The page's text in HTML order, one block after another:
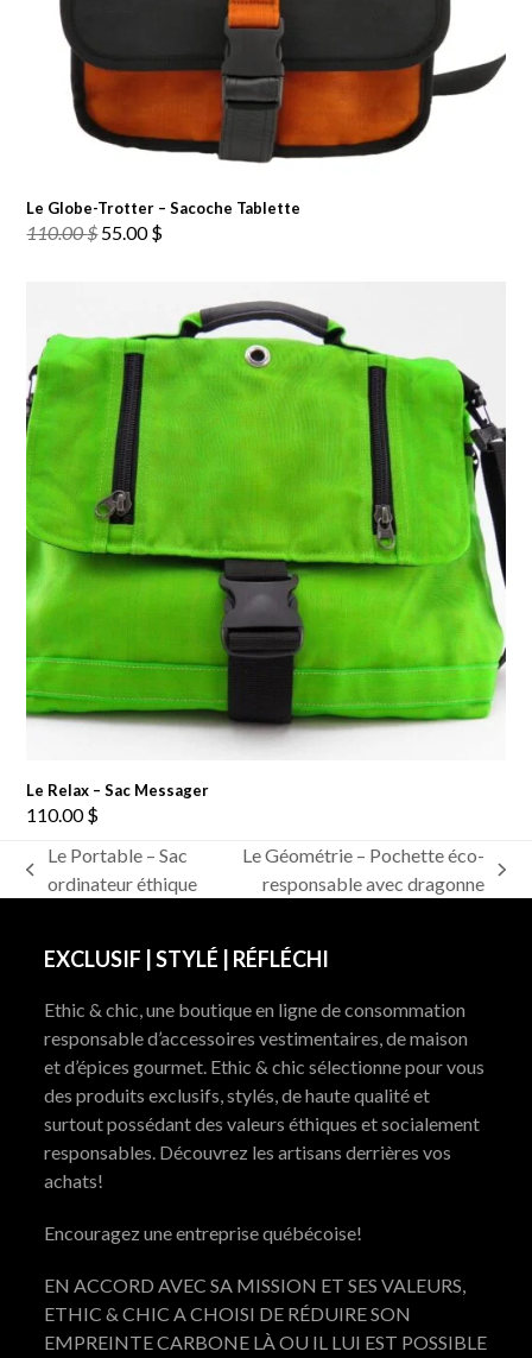
Le Globe-Trotter – Sacoche Tablette
110.00$Le
110.00 $.
55.00$Le
est :
55.00 $.
Le Relax – Sac Messager
110.00$
previous
Le Portable – Sac
ordinateur éthique
next
Le Géométrie – Pochette éco-
responsable avec dragonne
EXCLUSIF | STYLÉ | RÉFLÉCHI
Ethic & chic, une boutique en ligne de consommation
responsable d’accessoires vestimentaires, de maison
et d’épices gourmet. Ethic & chic sélectionne pour vous
des produits exclusifs, stylés, de haute qualité et
surtout possédant des valeurs éthiques et socialement
responsables. Découvrez les artisans derrières vos
achats!
Encouragez une entreprise québécoise!
EN ACCORD AVEC SA MISSION ET SES VALEURS,
ETHIC & CHIC A CHOISI DE RÉDUIRE SON
EMPREINTE CARBONE LÀ OU IL LUI EST POSSIBLE